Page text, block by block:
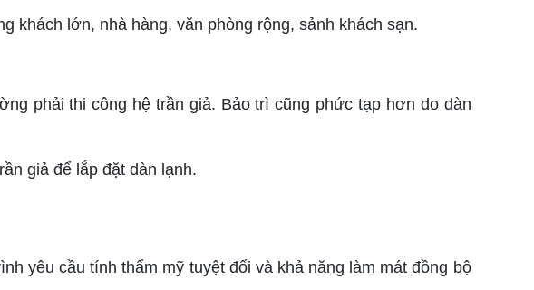
khách lớn, nhà hàng, văn phòng rộng, sảnh khách sạn.
phải thi công hệ trần giả. Bảo trì cũng phức tạp hơn do dàn
giả để lắp đặt dàn lạnh.
yêu cầu tính thẩm mỹ tuyệt đối và khả năng làm mát đồng bộ